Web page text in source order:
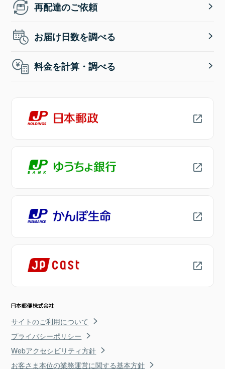
再配達のご依頼
お届け日数を調べる
料金を計算・調べる
サイトのご利用について
プライバシーポリシー
Webアクセシビリティ方針
お客さま本位の業務運営に関する基本方針